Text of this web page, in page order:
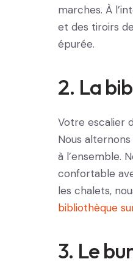
marches. À
et des tiroirs
épurée.
2. La
Votre escalier
Nous
à l’ensemble.
confortable
les chalets,
bibliothèque
3. Le